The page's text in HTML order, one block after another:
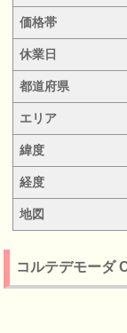
価格帯
休業日
都道府県
エリア
緯度
経度
地図
コルテデモーダ